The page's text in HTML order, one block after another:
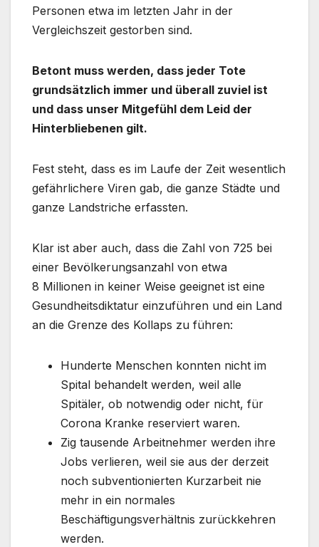
Personen etwa im letzten Jahr in der
Vergleichszeit gestorben sind.
Betont muss werden, dass jeder Tote
grundsätzlich immer und überall zuviel ist
und dass unser Mitgefühl dem Leid der
Hinterbliebenen gilt.
Fest steht, dass es im Laufe der Zeit wesentlich
gefährlichere Viren gab, die ganze Städte und
ganze Landstriche erfassten.
Klar ist aber auch, dass die Zahl von 725 bei
einer Bevölkerungsanzahl von etwa
8 Millionen in keiner Weise geeignet ist eine
Gesundheitsdiktatur einzuführen und ein Land
an die Grenze des Kollaps zu führen:
Hunderte Menschen konnten nicht im
Spital behandelt werden, weil alle
Spitäler, ob notwendig oder nicht, für
Corona Kranke reserviert waren.
Zig tausende Arbeitnehmer werden ihre
Jobs verlieren, weil sie aus der derzeit
noch subventionierten Kurzarbeit nie
mehr in ein normales
Beschäftigungsverhältnis zurückkehren
werden.